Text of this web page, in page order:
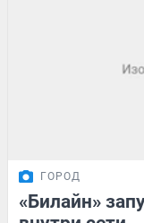
ГОРОД
«Билайн»